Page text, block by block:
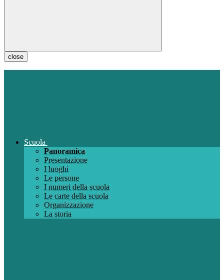
close
Scuola
Panoramica
Presentazione
I luoghi
Le persone
I numeri della scuola
Le carte della scuola
Organizzazione
La storia